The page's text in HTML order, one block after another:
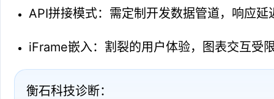
API拼接模式：需定制开发数据管道，响应
iFrame嵌入：割裂的用户体验，图表交互受
衡石科技诊断：